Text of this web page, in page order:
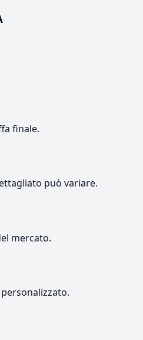
finale.
può variare.
mercato.